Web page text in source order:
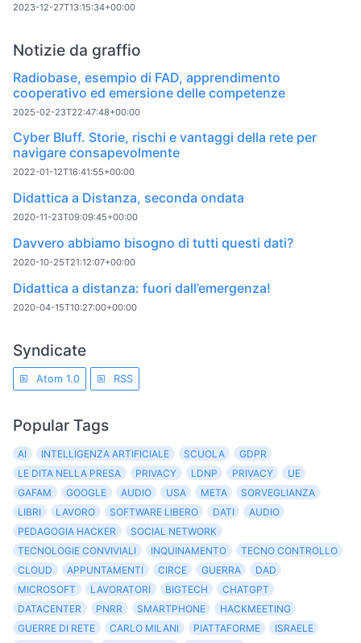
2023-12-27T13:15:34+00:00
Notizie da graffio
Radiobase, esempio di FAD, apprendimento
cooperativo ed emersione delle competenze
2025-02-23T22:47:48+00:00
Cyber Bluff. Storie, rischi e vantaggi della rete per
navigare consapevolmente
2022-01-12T16:41:55+00:00
Didattica a Distanza, seconda ondata
2020-11-23T09:09:45+00:00
Davvero abbiamo bisogno di tutti questi dati?
2020-10-25T21:12:07+00:00
Didattica a distanza: fuori dall’emergenza!
2020-04-15T10:27:00+00:00
Syndicate
Atom 1.0 RSS
Popular Tags
AI INTELLIGENZA ARTIFICIALE SCUOLA
GDPR
LE DITA NELLA PRESA
PRIVACY LDNP PRIVACY
UE
GAFAM
GOOGLE AUDIO USA META
SORVEGLIANZA
LIBRI
LAVORO SOFTWARE LIBERO DATI
AUDIO
PEDAGOGIA HACKER
SOCIAL NETWORK
TECNOLOGIE CONVIVIALI
INQUINAMENTO
TECNO CONTROLLO
CLOUD
APPUNTAMENTI CIRCE GUERRA
DAD
MICROSOFT
LAVORATORI BIGTECH
CHATGPT
DATACENTER
PNRR SMARTPHONE
HACKMEETING
GUERRE DI RETE
CARLO MILANI PIATTAFORME
ISRAELE